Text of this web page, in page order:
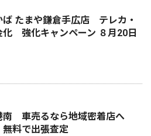
ば たまや鎌倉手広店 テレカ・
化 強化キャンペーン ８月20日
南 車売るなら地域密着店へ
無料で出張査定